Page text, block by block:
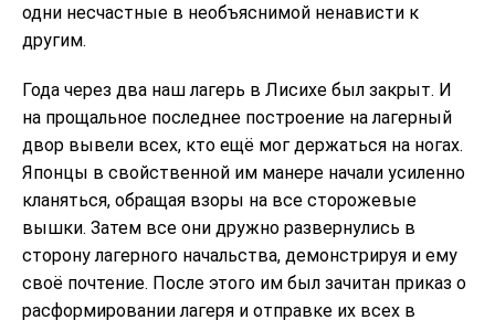
одни несчастные в необъяснимой ненависти к
другим.
Года через два наш лагерь в Лисихе был закрыт. И
на прощальное последнее построение на лагерный
двор вывели всех, кто ещё мог держаться на ногах.
Японцы в свойственной им манере начали усиленно
кланяться, обращая взоры на все сторожевые
вышки. Затем все они дружно развернулись в
сторону лагерного начальства, демонстрируя и ему
своё почтение. После этого им был зачитан приказ о
расформировании лагеря и отправке их всех в